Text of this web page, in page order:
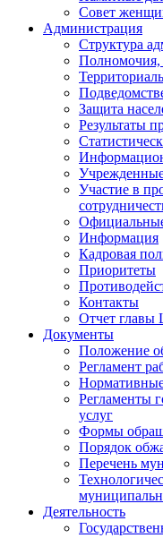
Совет
Администрация
Структура
Полномочия,
Защита
Результаты
Участие в
Информация
Кадровая
Приоритеты
Контакты
Отчет главы
Документы
Положение
Регламент
Регламенты
услуг
Формы
Порядок
Перечень
Деятельность